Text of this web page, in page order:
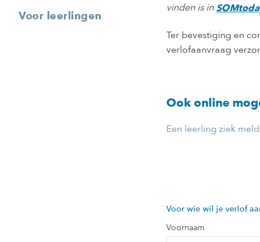
Voor leerlingen
vinden is in
Ter bevestiging en
verlofaanvraag
Ook online
Een leerling ziek
Voor wie wil je verlof
Voornaam